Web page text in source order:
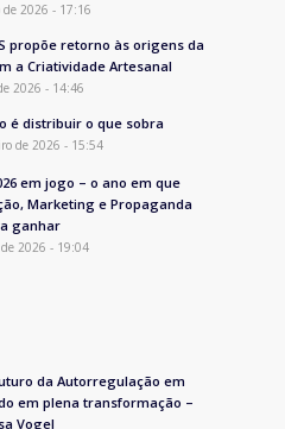
2026 - 17:16
propõe retorno às origens da
a Criatividade Artesanal
2026 - 14:46
é distribuir o que sobra
de 2026 - 15:54
em jogo – o ano em que
Marketing e Propaganda
ganhar
2026 - 19:04
da Autorregulação em
em plena transformação –
Vogel